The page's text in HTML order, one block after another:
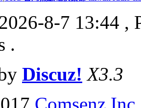
8-7 13:44 ,
.
Discuz! X3.3
Comsenz Inc.